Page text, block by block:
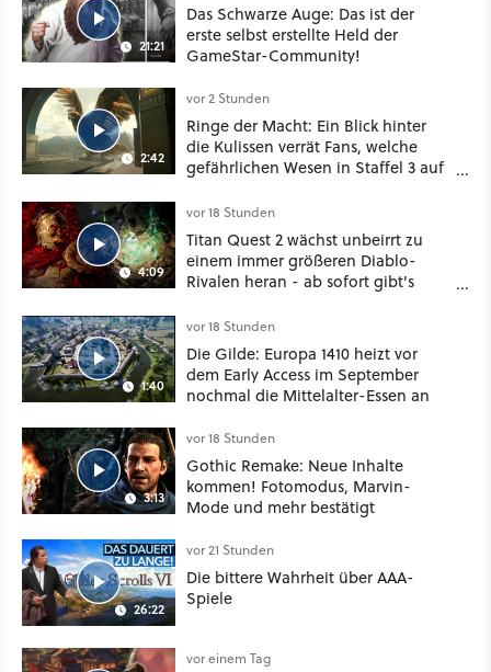
21:21
Das Schwarze Auge: Das ist der
erste selbst erstellte Held der
GameStar-Community!
2:42
vor 2 Stunden
Ringe der Macht: Ein Blick hinter
die Kulissen verrät Fans, welche
gefährlichen Wesen in Staffel 3 auf
4:09
vor 18 Stunden
Titan Quest 2 wächst unbeirrt zu
einem immer größeren Diablo-
Rivalen heran - ab sofort gibt's
Klasse
1:40
vor 18 Stunden
Die Gilde: Europa 1410 heizt vor
dem Early Access im September
nochmal die Mittelalter-Essen an
3:13
vor 18 Stunden
Gothic Remake: Neue Inhalte
kommen! Fotomodus, Marvin-
Mode und mehr bestätigt
26:22
vor 21 Stunden
Die bittere Wahrheit über AAA-
Spiele
vor einem Tag